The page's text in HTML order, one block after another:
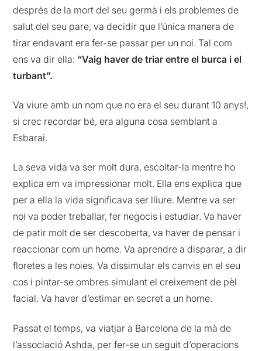
després de la mort del seu germà i els problemes de
salut del seu pare, va decidir que l’única manera de
tirar endavant era fer-se passar per un noi. Tal com
ens va dir ella: “Vaig haver de triar entre el burca i el
turbant”.
Va viure amb un nom que no era el seu durant 10anys!,
si crec recordar bé, era alguna cosa semblant a
Esbarai.
La seva vida va ser molt dura, escoltar-la mentre ho
explica em va impressionar molt. Ella ens explica que
per a ella la vida significava ser lliure. Mentre va ser
noi va poder treballar, fer negocis i estudiar. Va haver
de patir molt de ser descoberta, va haver de pensar i
reaccionar com un home. Va aprendre a disparar, a dir
floretes a les noies. Va dissimular els canvis en el seu
cos i pintar-se ombres simulant el creixement de pèl
facial. Va haver d’estimar en secret a un home.
Passat el temps, va viatjar a Barcelona de la mà de
l’associació Ashda, per fer-se un seguit d’operacions